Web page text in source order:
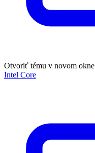
Otvoriť tému v novom okne
Intel Core